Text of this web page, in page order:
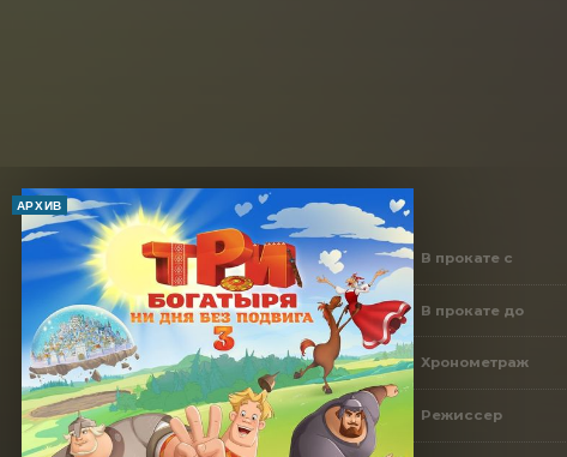
АРХИВ
В прокате с
В прокате до
Хронометраж
Режиссер